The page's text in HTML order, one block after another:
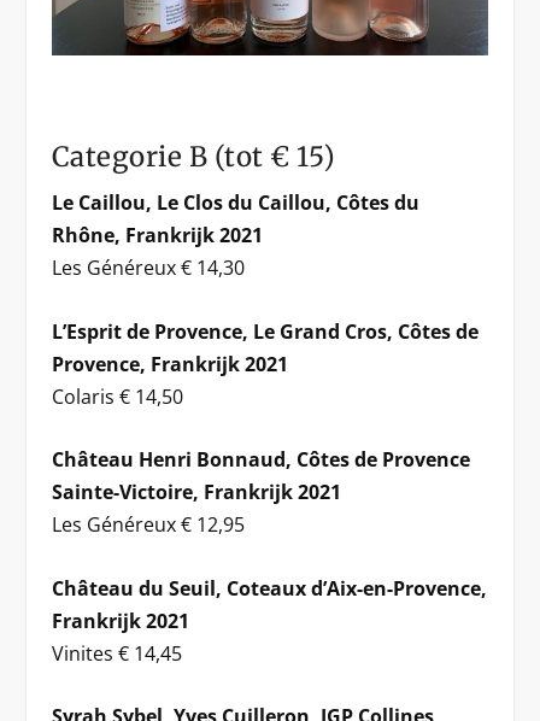
Categorie B (tot € 15)
Le Caillou, Le Clos du Caillou, Côtes du
Rhône, Frankrijk 2021
Les Généreux € 14,30
L’Esprit de Provence, Le Grand Cros, Côtes de
Provence, Frankrijk 2021
Colaris € 14,50
Château Henri Bonnaud, Côtes de Provence
Sainte-Victoire, Frankrijk 2021
Les Généreux € 12,95
Château du Seuil, Coteaux d’Aix-en-Provence,
Frankrijk 2021
Vinites € 14,45